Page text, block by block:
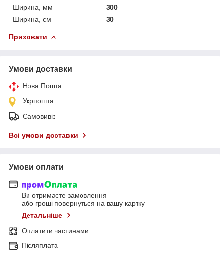
Ширина, мм
300
Ширина, см
30
Приховати
Умови доставки
Нова Пошта
Укрпошта
Самовивіз
Всі умови доставки
Умови оплати
Ви отримаєте замовлення
або гроші повернуться на вашу картку
Детальніше
Оплатити частинами
Післяплата